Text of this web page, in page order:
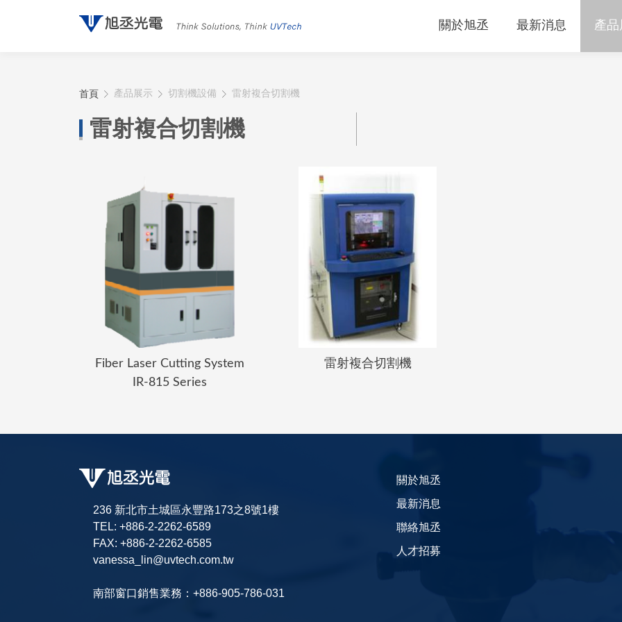
關於旭丞 最新消息 產品
首頁 產品展示 切割機設備 雷射複合切割機
雷射複合切割機
Fiber Laser Cutting System
IR-815 Series
雷射複合切割機
236 新北市土城區永豐路173之8號1樓
TEL: +886-2-2262-6589
FAX: +886-2-2262-6585
vanessa_lin@uvtech.com.tw
南部窗口銷售業務：+886-905-786-031
關於旭丞
最新消息
聯絡旭丞
人才招募